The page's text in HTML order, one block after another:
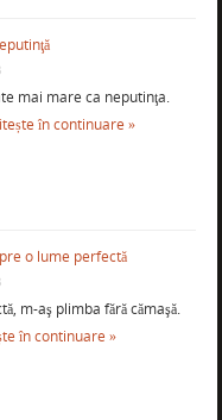
mai mare ca neputinţa.
în continuare »
o lume perfectă
m-aş plimba fără cămaşă.
în continuare »